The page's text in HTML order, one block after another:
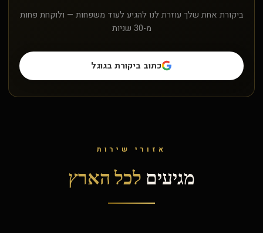
ביקורת אחת שלך עוזרת לנו להגיע לעוד משפחות — ולוקחת פחות
מ-30 שניות
כתוב ביקורת בגוגל
אזורי שירות
מגיעים לכל הארץ